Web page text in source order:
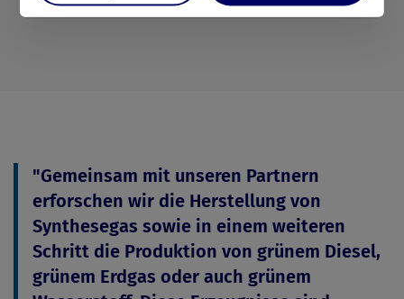
"Gemeinsam mit unseren Partnern
erforschen wir die Herstellung von
Synthesegas sowie in einem weiteren
Schritt die Produktion von grünem Diesel,
grünem Erdgas oder auch grünem